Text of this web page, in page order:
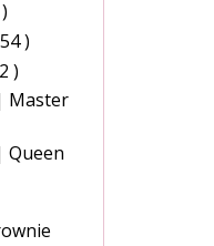
)
)
Master
Queen